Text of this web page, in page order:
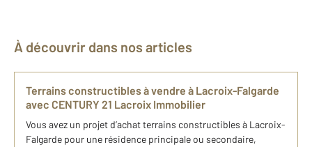
À découvrir dans nos articles
Terrains constructibles à vendre à Lacroix-Falgarde
avec CENTURY 21 Lacroix Immobilier
Vous avez un projet d’achat terrains constructibles à Lacroix-
Falgarde pour une résidence principale ou secondaire,